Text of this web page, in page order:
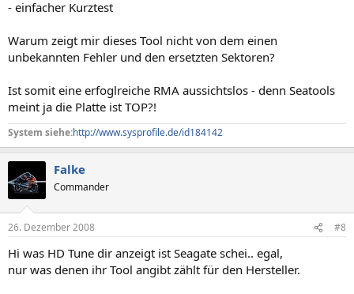
- einfacher Kurztest
Warum zeigt mir dieses Tool nicht von dem einen
unbekannten Fehler und den ersetzten Sektoren?
Ist somit eine erfoglreiche RMA aussichtslos - denn Seatools
meint ja die Platte ist TOP?!
System siehe:http://www.sysprofile.de/id184142
Falke
Commander
26. Dezember 2008 #8
Hi was HD Tune dir anzeigt ist Seagate schei.. egal,
nur was denen ihr Tool angibt zählt für den Hersteller.